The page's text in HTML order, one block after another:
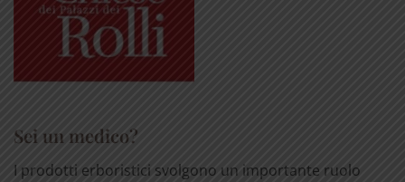
Sei un medico?
I prodotti erboristici svolgono un importante ruolo